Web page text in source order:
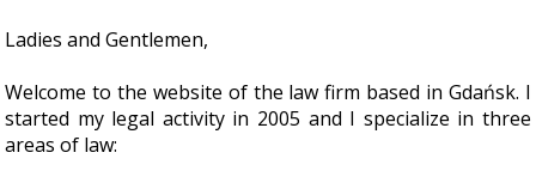
Ladies and Gentlemen,
Welcome to the website of the law firm based in Gdańsk. I
started my legal activity in 2005 and I specialize in three
areas of law: